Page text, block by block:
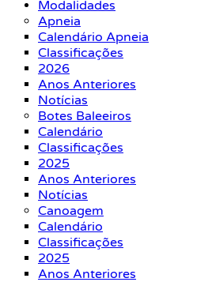
Modalidades
Apneia
Calendário Apneia
Classificações
2026
Anos Anteriores
Notícias
Botes Baleeiros
Calendário
Classificações
2025
Anos Anteriores
Notícias
Canoagem
Calendário
Classificações
2025
Anos Anteriores